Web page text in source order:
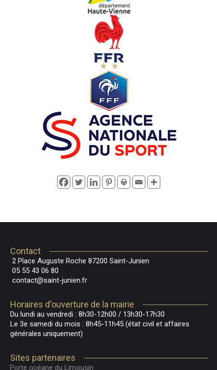
Contact
2 Place Auguste Roche 87200 Saint-Junien
05 55 43 06 80
contact@saint-junien.fr
Horaires d'ouverture de la mairie
Du lundi au vendredi : 8h30-12h00 / 13h30-17h30
Le 3e samedi du mois : 8h45-11h45 (état civil et affaires
générales uniquement)
Sites partenaires
Porte océane du Limousin